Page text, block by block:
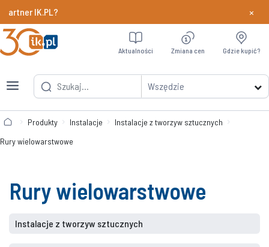
Dowiedz
×
Wszędzie
Aktualności Zmiana cen Gdzie kupić?
Produkty Instalacje
Instalacje z tworzyw sztucznych
Rury wielowarstwowe
Rury wielowarstwowe
Instalacje z tworzyw sztucznych